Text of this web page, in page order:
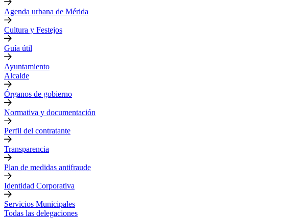
Agenda urbana de Mérida
Cultura y Festejos
Guía útil
Ayuntamiento
Alcalde
Órganos de gobierno
Normativa y documentación
Perfil del contratante
Transparencia
Plan de medidas antifraude
Identidad Corporativa
Servicios Municipales
Todas las delegaciones